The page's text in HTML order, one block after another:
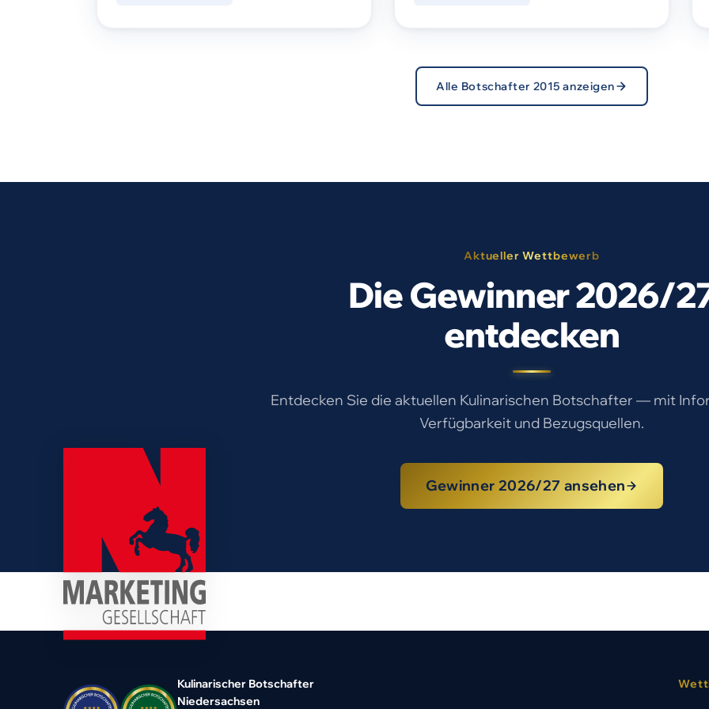
Alle Botschafter 2015 anzeigen
Aktueller Wettbewerb
Die Gewinner 2026/
entdecken
Entdecken Sie die aktuellen Kulinarischen Botschafter — mit
Verfügbarkeit und Bezugsquellen.
Gewinner 2026/27 ansehen
Kulinarischer Botschafter
Niedersachsen